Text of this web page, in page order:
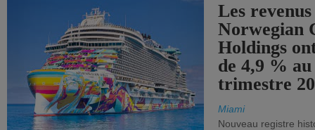
Les
Norwegian
Holdings
de 4,9 %
trimestre
Miami
Nouveau registre